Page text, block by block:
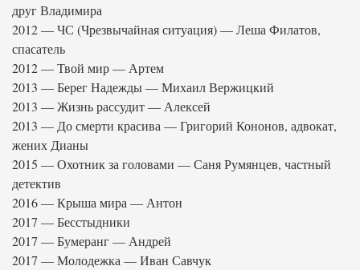
друг Владимира
2012 — ЧС (Чрезвычайная ситуация) — Леша Филатов,
спасатель
2012 — Твой мир — Артем
2013 — Берег Надежды — Михаил Вержицкий
2013 — Жизнь рассудит — Алексей
2013 — До смерти красива — Григорий Кононов, адвокат,
жених Дианы
2015 — Охотник за головами — Саня Румянцев, частный
детектив
2016 — Крыша мира — Антон
2017 — Бесстыдники
2017 — Бумеранг — Андрей
2017 — Молодежка — Иван Савчук